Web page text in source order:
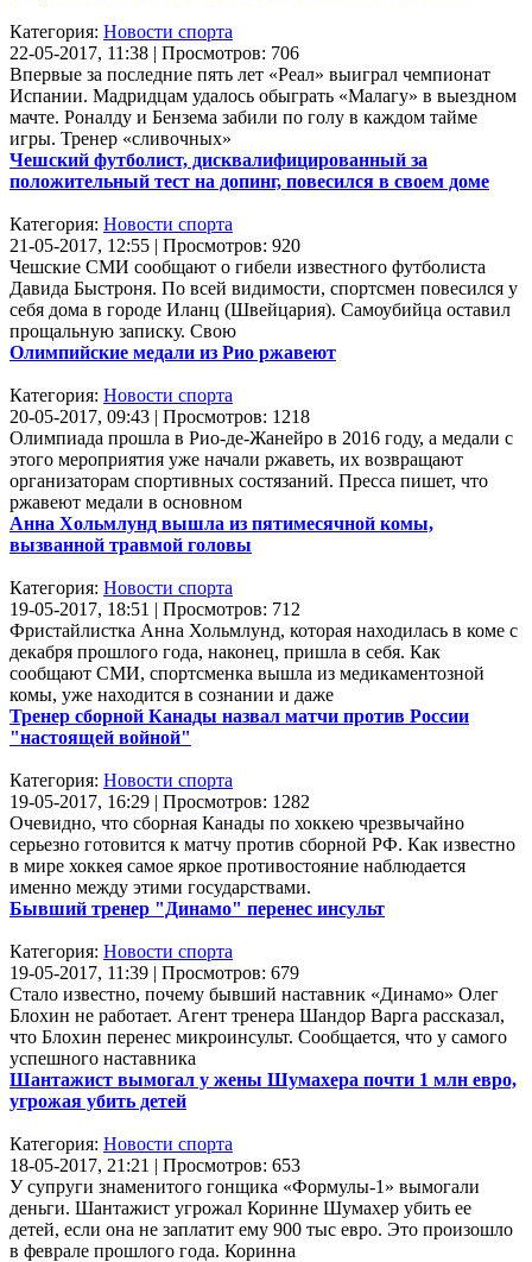
Категория: Новости спорта
22-05-2017, 11:38 | Просмотров: 706
Впервые за последние пять лет «Реал» выиграл чемпионат
Испании. Мадридцам удалось обыграть «Малагу» в выездном
мачте. Роналду и Бензема забили по голу в каждом тайме
игры. Тренер «сливочных»
Чешский футболист, дисквалифицированный за
положительный тест на допинг, повесился в своем доме
Категория: Новости спорта
21-05-2017, 12:55 | Просмотров: 920
Чешские СМИ сообщают о гибели известного футболиста
Давида Быстроня. По всей видимости, спортсмен повесился у
себя дома в городе Иланц (Швейцария). Самоубийца оставил
прощальную записку. Свою
Олимпийские медали из Рио ржавеют
Категория: Новости спорта
20-05-2017, 09:43 | Просмотров: 1218
Олимпиада прошла в Рио-де-Жанейро в 2016 году, а медали с
этого мероприятия уже начали ржаветь, их возвращают
организаторам спортивных состязаний. Пресса пишет, что
ржавеют медали в основном
Анна Хольмлунд вышла из пятимесячной комы,
вызванной травмой головы
Категория: Новости спорта
19-05-2017, 18:51 | Просмотров: 712
Фристайлистка Анна Хольмлунд, которая находилась в коме с
декабря прошлого года, наконец, пришла в себя. Как
сообщают СМИ, спортсменка вышла из медикаментозной
комы, уже находится в сознании и даже
Тренер сборной Канады назвал матчи против России
"настоящей войной"
Категория: Новости спорта
19-05-2017, 16:29 | Просмотров: 1282
Очевидно, что сборная Канады по хоккею чрезвычайно
серьезно готовится к матчу против сборной РФ. Как известно
в мире хоккея самое яркое противостояние наблюдается
именно между этими государствами.
Бывший тренер "Динамо" перенес инсульт
Категория: Новости спорта
19-05-2017, 11:39 | Просмотров: 679
Стало известно, почему бывший наставник «Динамо» Олег
Блохин не работает. Агент тренера Шандор Варга рассказал,
что Блохин перенес микроинсульт. Сообщается, что у самого
успешного наставника
Шантажист вымогал у жены Шумахера почти 1 млн евро,
угрожая убить детей
Категория: Новости спорта
18-05-2017, 21:21 | Просмотров: 653
У супруги знаменитого гонщика «Формулы-1» вымогали
деньги. Шантажист угрожал Коринне Шумахер убить ее
детей, если она не заплатит ему 900 тыс евро. Это произошло
в феврале прошлого года. Коринна